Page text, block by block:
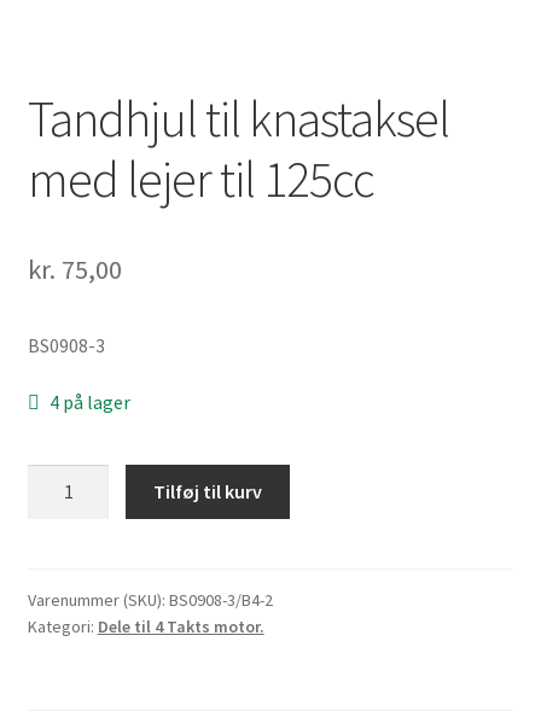
Tandhjul til knastaksel
med lejer til 125cc
kr. 75,00
BS0908-3
4 på lager
lejer
til
Tilføj til kurv
Varenummer (SKU): BS0908-3/B4-2
Kategori: Dele til 4 Takts motor.